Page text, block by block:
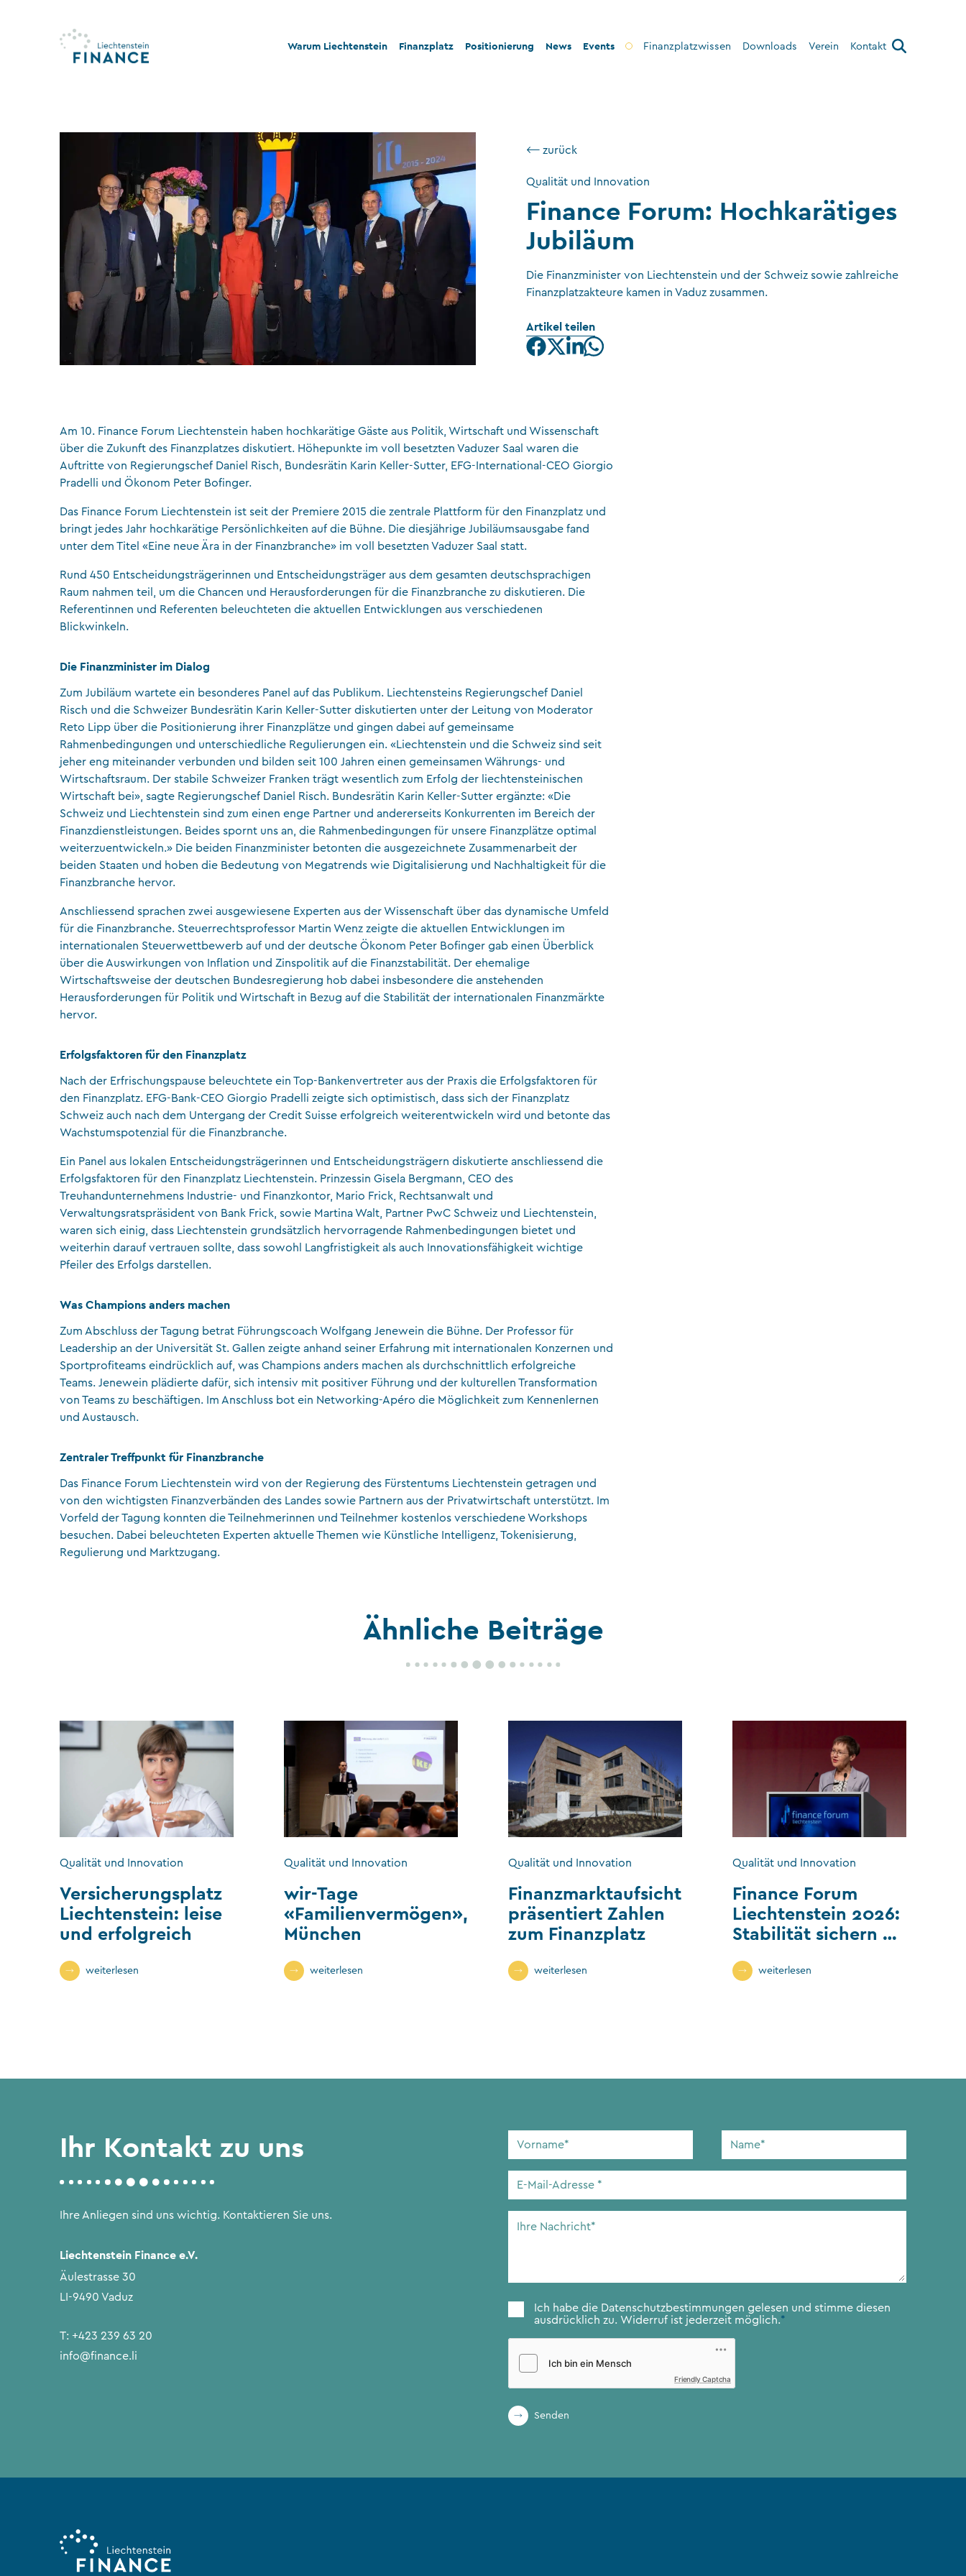
Warum Liechtenstein
Stabilität und Rechtssicherheit
Rechts- und Steuerkonformität
Nachhaltigkeit und Philanthropie
Stiftungswesen
Finanzplatz
Treuhandsektor
Vermögensverwaltung
Fondsplatz
Versicherungen
Gemeinnützige Stiftungen und Trusts
Wirtschaftsprüfung
VT-Dienstleistungen
Positionierung
Stabilität und Sicherheit
Konformität
Nachhaltigkeit
News Events Finanzplatzwissen Downloads Verein Kontakt
⟵ zurück
Qualität und Innovation
Finance Forum: Hochkarätiges
Jubiläum
Die Finanzminister von Liechtenstein und der Schweiz sowie zahlreiche
Finanzplatzakteure kamen in Vaduz zusammen.
Artikel teilen
Am 10. Finance Forum Liechtenstein haben hochkarätige Gäste aus Politik, Wirtschaft und Wissenschaft
über die Zukunft des Finanzplatzes diskutiert. Höhepunkte im voll besetzten Vaduzer Saal waren die
Auftritte von Regierungschef Daniel Risch, Bundesrätin Karin Keller-Sutter, EFG-International-CEO Giorgio
Pradelli und Ökonom Peter Bofinger.
Das Finance Forum Liechtenstein ist seit der Premiere 2015 die zentrale Plattform für den Finanzplatz und
bringt jedes Jahr hochkarätige Persönlichkeiten auf die Bühne. Die diesjährige Jubiläumsausgabe fand
unter dem Titel «Eine neue Ära in der Finanzbranche» im voll besetzten Vaduzer Saal statt.
Rund 450 Entscheidungsträgerinnen und Entscheidungsträger aus dem gesamten deutschsprachigen
Raum nahmen teil, um die Chancen und Herausforderungen für die Finanzbranche zu diskutieren. Die
Referentinnen und Referenten beleuchteten die aktuellen Entwicklungen aus verschiedenen
Blickwinkeln.
Die Finanzminister im Dialog
Zum Jubiläum wartete ein besonderes Panel auf das Publikum. Liechtensteins Regierungschef Daniel
Risch und die Schweizer Bundesrätin Karin Keller-Sutter diskutierten unter der Leitung von Moderator
Reto Lipp über die Positionierung ihrer Finanzplätze und gingen dabei auf gemeinsame
Rahmenbedingungen und unterschiedliche Regulierungen ein. «Liechtenstein und die Schweiz sind seit
jeher eng miteinander verbunden und bilden seit 100 Jahren einen gemeinsamen Währungs- und
Wirtschaftsraum. Der stabile Schweizer Franken trägt wesentlich zum Erfolg der liechtensteinischen
Wirtschaft bei», sagte Regierungschef Daniel Risch. Bundesrätin Karin Keller-Sutter ergänzte: «Die
Schweiz und Liechtenstein sind zum einen enge Partner und andererseits Konkurrenten im Bereich der
Finanzdienstleistungen. Beides spornt uns an, die Rahmenbedingungen für unsere Finanzplätze optimal
weiterzuentwickeln.» Die beiden Finanzminister betonten die ausgezeichnete Zusammenarbeit der
beiden Staaten und hoben die Bedeutung von Megatrends wie Digitalisierung und Nachhaltigkeit für die
Finanzbranche hervor.
Anschliessend sprachen zwei ausgewiesene Experten aus der Wissenschaft über das dynamische Umfeld
für die Finanzbranche. Steuerrechtsprofessor Martin Wenz zeigte die aktuellen Entwicklungen im
internationalen Steuerwettbewerb auf und der deutsche Ökonom Peter Bofinger gab einen Überblick
über die Auswirkungen von Inflation und Zinspolitik auf die Finanzstabilität. Der ehemalige
Wirtschaftsweise der deutschen Bundesregierung hob dabei insbesondere die anstehenden
Herausforderungen für Politik und Wirtschaft in Bezug auf die Stabilität der internationalen Finanzmärkte
hervor.
Erfolgsfaktoren für den Finanzplatz
Nach der Erfrischungspause beleuchtete ein Top-Bankenvertreter aus der Praxis die Erfolgsfaktoren für
den Finanzplatz. EFG-Bank-CEO Giorgio Pradelli zeigte sich optimistisch, dass sich der Finanzplatz
Schweiz auch nach dem Untergang der Credit Suisse erfolgreich weiterentwickeln wird und betonte das
Wachstumspotenzial für die Finanzbranche.
Ein Panel aus lokalen Entscheidungsträgerinnen und Entscheidungsträgern diskutierte anschliessend die
Erfolgsfaktoren für den Finanzplatz Liechtenstein. Prinzessin Gisela Bergmann, CEO des
Treuhandunternehmens Industrie- und Finanzkontor, Mario Frick, Rechtsanwalt und
Verwaltungsratspräsident von Bank Frick, sowie Martina Walt, Partner PwC Schweiz und Liechtenstein,
waren sich einig, dass Liechtenstein grundsätzlich hervorragende Rahmenbedingungen bietet und
weiterhin darauf vertrauen sollte, dass sowohl Langfristigkeit als auch Innovationsfähigkeit wichtige
Pfeiler des Erfolgs darstellen.
Was Champions anders machen
Zum Abschluss der Tagung betrat Führungscoach Wolfgang Jenewein die Bühne. Der Professor für
Leadership an der Universität St. Gallen zeigte anhand seiner Erfahrung mit internationalen Konzernen und
Sportprofiteams eindrücklich auf, was Champions anders machen als durchschnittlich erfolgreiche
Teams. Jenewein plädierte dafür, sich intensiv mit positiver Führung und der kulturellen Transformation
von Teams zu beschäftigen. Im Anschluss bot ein Networking-Apéro die Möglichkeit zum Kennenlernen
und Austausch.
Zentraler Treffpunkt für Finanzbranche
Das Finance Forum Liechtenstein wird von der Regierung des Fürstentums Liechtenstein getragen und
von den wichtigsten Finanzverbänden des Landes sowie Partnern aus der Privatwirtschaft unterstützt. Im
Vorfeld der Tagung konnten die Teilnehmerinnen und Teilnehmer kostenlos verschiedene Workshops
besuchen. Dabei beleuchteten Experten aktuelle Themen wie Künstliche Intelligenz, Tokenisierung,
Regulierung und Marktzugang.
Ähnliche Beiträge
Qualität und Innovation
Versicherungsplatz
Liechtenstein: leise
und erfolgreich
weiterlesen
Qualität und Innovation
wir-Tage
«Familienvermögen»,
München
weiterlesen
Qualität und Innovation
Finanzmarktaufsicht
präsentiert Zahlen
zum Finanzplatz
weiterlesen
Qualität und Innovation
Finance Forum
Liechtenstein 2026:
Stabilität sichern –
weiterlesen
Ihr Kontakt zu uns
Ihre Anliegen sind uns wichtig. Kontaktieren Sie uns.
Liechtenstein Finance e.V.
Äulestrasse 30
LI-9490 Vaduz
T: +423 239 63 20
info@finance.li
Vorname Name
E-
Adresse*
Zustimmung*
Ich habe die Datenschutzbestimmungen gelesen und stimme diesen
ausdrücklich zu. Widerruf ist jederzeit möglich.*
Friendly Captcha
Senden